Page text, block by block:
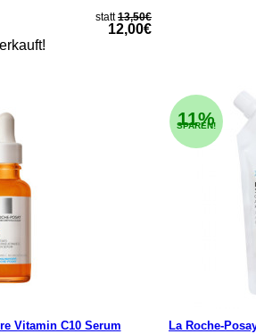
statt13,50€
12,00€
Vitamin C10 Serum
11%
SPAREN!
La Roche-